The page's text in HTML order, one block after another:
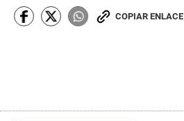
COPIAR ENLACE